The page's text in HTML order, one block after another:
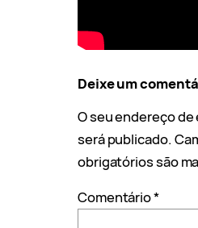
Deixe um
O seu endereço de
será publicado.
obrigatórios são
Comentário*